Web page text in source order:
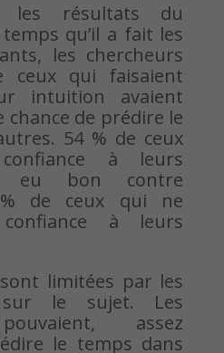
les résultats du
qu’il a fait les
les chercheurs
ceux qui faisaient
intuition avaient
chance de prédire le
54 % de ceux
à leurs
eu bon contre
de ceux qui ne
à leurs
limitées par les
sur le sujet. Les
assez
le temps dans